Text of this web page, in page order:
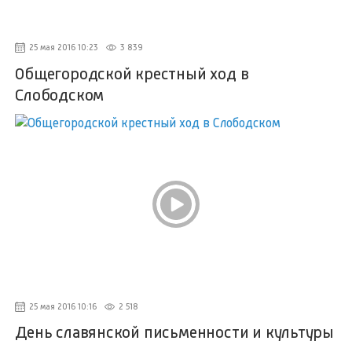
25 мая 2016 10:23 3 839
Общегородской крестный ход в
Слободском
25 мая 2016 10:16 2 518
День славянской письменности и культуры